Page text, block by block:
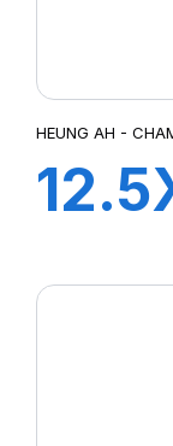
HEUNG AH -